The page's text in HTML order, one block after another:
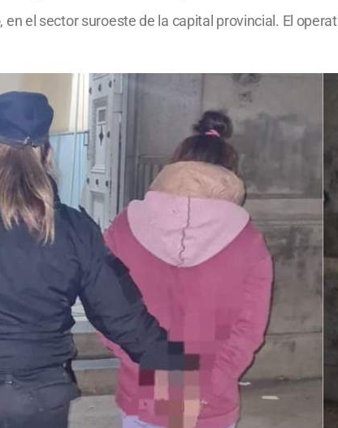
en el sector suroeste de la capital provincial. El